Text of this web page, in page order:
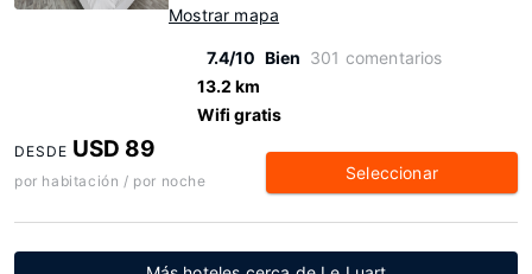
Mostrar mapa
7.4/10 Bien 301 comentarios
13.2 km
Wifi gratis
DESDE USD 89
por habitación / por noche Seleccionar